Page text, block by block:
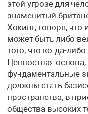
этой угрозе для
знаменитый
Хокинг, говоря, что
может быть либо
того, что когда-
Ценностная
фундаментальные
должны стать
пространства, в
общества высоких